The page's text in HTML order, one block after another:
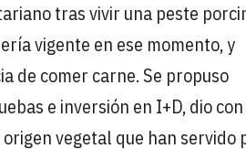
tras vivir una peste
vigente en ese momento, y
de comer carne. Se propuso
e inversión en I+D, dio
vegetal que han servido